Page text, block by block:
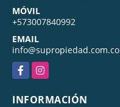
MÓVIL
+573007840992
EMAIL
info@supropiedad.com.co
FacebookInstagram
INFORMACIÓN